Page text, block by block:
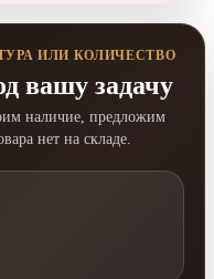
ИЛИ КОЛИЧЕСТВО
вашу задачу
наличие, предложим
нет на складе.